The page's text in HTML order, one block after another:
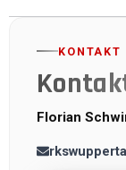
KONTAKT
Florian